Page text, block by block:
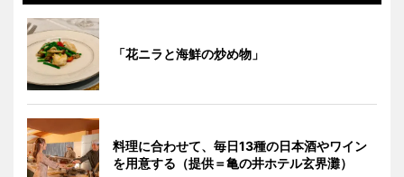
「花ニラと海鮮の炒め物」
料理に合わせて、毎日13種の日本酒やワイン
を用意する（提供＝亀の井ホテル玄界灘）